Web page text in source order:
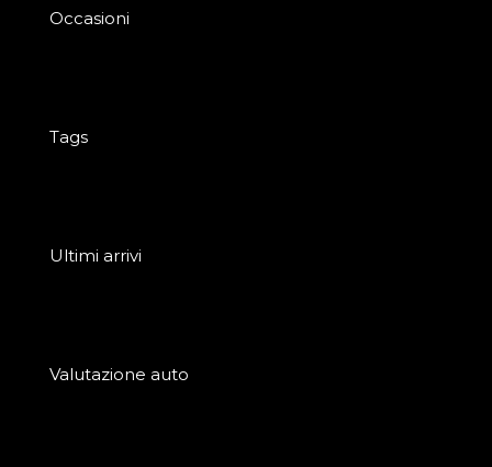
Occasioni
Tags
Ultimi arrivi
Valutazione auto